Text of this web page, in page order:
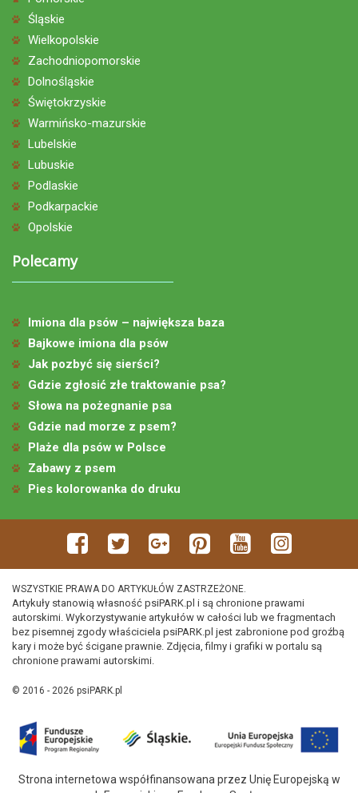
Śląskie
Wielkopolskie
Zachodniopomorskie
Dolnośląskie
Świętokrzyskie
Warmińsko-mazurskie
Lubelskie
Lubuskie
Podlaskie
Podkarpackie
Opolskie
Polecamy
Imiona dla psów – największa baza
Bajkowe imiona dla psów
Jak pozbyć się sierści?
Gdzie zgłosić złe traktowanie psa?
Słowa na pożegnanie psa
Gdzie nad morze z psem?
Plaże dla psów w Polsce
Zabawy z psem
Pies kolorowanka do druku
WSZYSTKIE PRAWA DO ARTYKUŁÓW ZASTRZEŻONE.
Artykuły stanowią własność psiPARK.pl i są chronione prawami
autorskimi. Wykorzystywanie artykułów w całości lub we fragmentach
bez pisemnej zgody właściciela psiPARK.pl jest zabronione pod groźbą
kary i może być ścigane prawnie. Zdjęcia, filmy i grafiki w portalu są
chronione prawami autorskimi.
© 2016 - 2026 psiPARK.pl
Strona internetowa współfinansowana przez Unię Europejską w